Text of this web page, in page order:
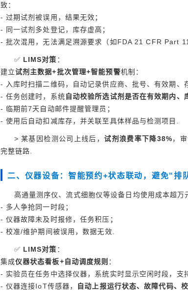
致：
- 过期试剂被误用，结果无效；
- 同一试剂多处登记，库存虚高；
- 批次混用，无法满足溯源要求（如FDA 21 CFR Part
✅ LIMS对策 ：
建立试剂主数据+批次管理+智能预警机制：
- 入库时扫描二维码，自动记录供应商、批号、有效期、
- 任务创建时，系统自动校验所选试剂是否在有效期内、
- 临期前7天自动邮件提醒管理员；
- 使用后自动扣减库存，并关联至具体样品与检测项目.
> 某基因检测公司上线后，试剂浪费率下降38%，
完整链路.
二、仪器设备：智能预约+状态联动，避免“排
高通量测序仪、流式细胞仪等设备日均使用成本超万
- 多人争抢同一时段；
- 仪器故障未及时报修，任务积压；
- 校准/维护期间被误用，数据无效.
✅ LIMS对策 ：
集成仪器状态看板+自动调度规则 ：
- 实验员在任务中选择仪器，系统实时显示空闲时段，支
- 仪器连接IoT传感器，
自动上报运行状态、故障代码、